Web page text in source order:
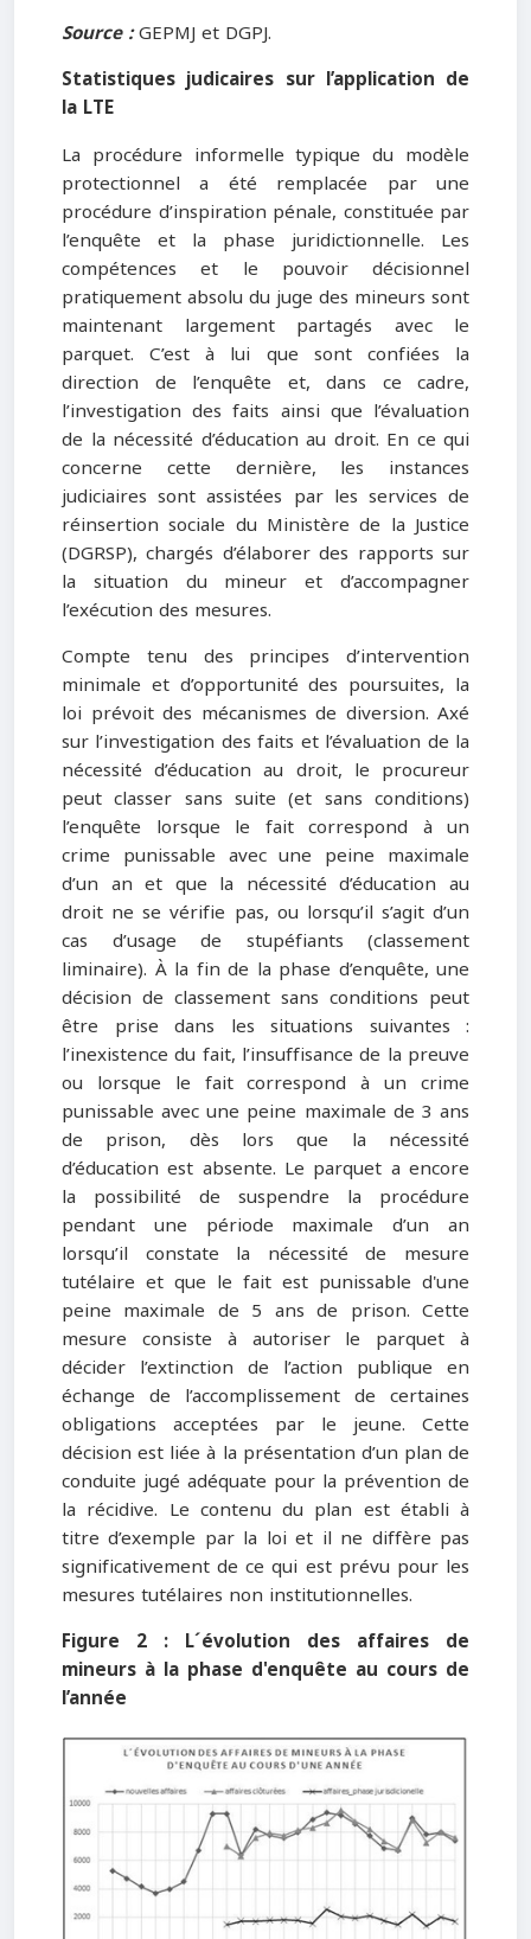
Source :GEPMJ et DGPJ.
Statistiques judicaires sur l’application de
la LTE
La procédure informelle typique du modèle
protectionnel a été remplacée par une
procédure d’inspiration pénale, constituée par
l’enquête et la phase juridictionnelle. Les
compétences et le pouvoir décisionnel
pratiquement absolu du juge des mineurs sont
maintenant largement partagés avec le
parquet. C’est à lui que sont confiées la
direction de l’enquête et, dans ce cadre,
l’investigation des faits ainsi que l’évaluation
de la nécessité d’éducation au droit. En ce qui
concerne cette dernière, les instances
judiciaires sont assistées par les services de
réinsertion sociale du Ministère de la Justice
(DGRSP), chargés d’élaborer des rapports sur
la situation du mineur et d’accompagner
l’exécution des mesures.
Compte tenu des principes d’intervention
minimale et d’opportunité des poursuites, la
loi prévoit des mécanismes de diversion. Axé
sur l’investigation des faits et l’évaluation de la
nécessité d’éducation au droit, le procureur
peut classer sans suite (et sans conditions)
l’enquête lorsque le fait correspond à un
crime punissable avec une peine maximale
d’un an et que la nécessité d’éducation au
droit ne se vérifie pas, ou lorsqu’il s’agit d’un
cas d’usage de stupéfiants (classement
liminaire). À la fin de la phase d’enquête, une
décision de classement sans conditions peut
être prise dans les situations suivantes :
l’inexistence du fait, l’insuffisance de la preuve
ou lorsque le fait correspond à un crime
punissable avec une peine maximale de 3 ans
de prison, dès lors que la nécessité
d’éducation est absente. Le parquet a encore
la possibilité de suspendre la procédure
pendant une période maximale d’un an
lorsqu’il constate la nécessité de mesure
tutélaire et que le fait est punissable d'une
peine maximale de 5 ans de prison. Cette
mesure consiste à autoriser le parquet à
décider l’extinction de l’action publique en
échange de l’accomplissement de certaines
obligations acceptées par le jeune. Cette
décision est liée à la présentation d’un plan de
conduite jugé adéquate pour la prévention de
la récidive. Le contenu du plan est établi à
titre d’exemple par la loi et il ne diffère pas
significativement de ce qui est prévu pour les
mesures tutélaires non institutionnelles.
Figure 2 : L´évolution des affaires de
mineurs à la phase d'enquête au cours de
l’année